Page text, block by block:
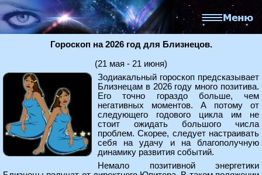
Гороскоп на 2026 год для Близнецов.
(21 мая - 21 июня)
Зодиакальный гороскоп предсказывает
Близнецам в 2026 году много позитива.
Его точно гораздо больше, чем
негативных моментов. А потому от
следующего годового цикла им не
стоит ожидать большого числа
проблем. Скорее, следует настраивать
себя на удачу и на благополучную
динамику развития событий.
Немало позитивной энергетики